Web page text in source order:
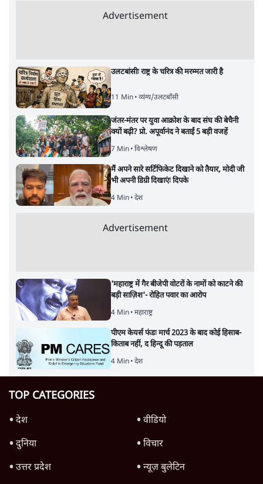
Advertisement
उलटबांसीः राष्ट्र के चरित्र की मरम्मत जारी है
11 Min• व्यंग्य/उलटबाँसी
जंतर-मंतर पर युवा आक्रोश के बाद संघ की बेचैनी
क्यों बढ़ी? प्रो. अपूर्वानंद ने बताईं 5 बड़ी वजहें
7 Min• विश्लेषण
मैं अपने सारे सर्टिफिकेट दिखाने को तैयार, मोदी जी
भी अपनी डिग्री दिखाएंः दिपके
4 Min• देश
Advertisement
'महाराष्ट्र में गैर बीजेपी वोटरों के नामों को काटने की
बड़ी साज़िश'- रोहित पवार का आरोप
4 Min• महाराष्ट्र
पीएम केयर्स फंडः मार्च 2023 के बाद कोई हिसाब-
किताब नहीं, द हिन्दू की पड़ताल
4 Min• देश
TOP CATEGORIES
देश
वीडियो
दुनिया
विचार
उत्तर प्रदेश
न्यूज़ बुलेटिन